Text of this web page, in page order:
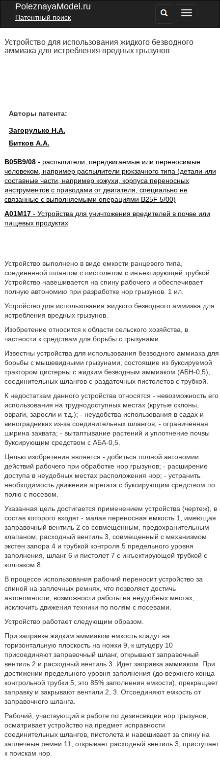
PoleznayaModel.ru
Патентный поиск
Устройство для использования жидкого безводного
аммиака для истребления вредных грызунов
Авторы патента:
Загорулько Н.А.
Битков А.А.
B05B9/08- распылители, передвигаемые или переносимые
человеком, например распылители рюкзачного типа (детали или
составные части, например кожухи, корпуса переносных
инструментов с приводами от двигателя, специально не
связанные с выполняемыми операциями B25F 5/00)
A01M17- Устройства для уничтожения вредителей в почве или
пищевых продуктах
Устройство выполнено в виде емкости ранцевого типа,
соединенной шлангом с пистолетом с инъектирующей трубкой.
Устройство навешивается на спину рабочего и обеспечивает
полную автономию при разработке нор грызунов. 1 ил.
Устройство для использования жидкого безводного аммиака для
истребления вредных грызунов.
Изобретение относится к области сельского хозяйства, в
частности к средствам для борьбы с грызунами.
Известны устройства для использования безводного аммиака для
борьбы с мышевидными грызунами, состоящие из буксируемой
трактором цистерны с жидким безводным аммиаком (АБН-0,5),
соединительных шлангов с раздаточных пистолетов с трубкой.
К недостаткам данного устройства относятся - невозможность его
использования на труднодоступных местах (крутые склоны,
овраги, заросли и т.д.); - неудобства использования в садах и
виноградниках из-за соединительных шлангов; - ограниченная
ширина захвата; - вытаптывание растений и уплотнение почвы
буксирующим средством с АБА-0,5.
Целью изобретения является - добиться полной автономии
действий рабочего при обработке нор грызунов; - расширение
доступа в неудобных местах расположения нор; - устранить
необходимость движения агрегата с буксирующим средством по
полю с посевом.
Указанная цель достигается применением устройства (чертеж), в
состав которого входят - малая переносная емкость 1, имеющая
заправочный вентиль 2 со совмещенным, предохранительным
клапаном, расходный вентиль 3, совмещенный с механизмом
экстен запора 4 и трубкой контроля 5 предельного уровня
заполнения, шланг 6 и пистолет 7 с инъектирующей трубкой с
колпаком 8.
В процессе использования рабочий переносит устройство за
спиной на заплечных ремнях, что позволяет достичь
автономности, возможности работы на неудобных местах,
исключить движения техники по полям с посевами.
Устройство работает следующим образом.
При заправке жидким аммиаком емкость кладут на
горизонтальную плоскость на ножки 9, к штуцеру 10
присоединяют заправочный шланг, открывают заправочный
вентиль 2 и расходный вентиль 3. Идет заправка аммиаком. При
достижении предельного уровня заполнения (до верхнего конца
контрольной трубки 5, это 85% заполнения емкости), прекращает
заправку и закрывают вентили 2, 3. Отсоединяют емкость от
заправочного шланга.
Рабочий, участвующий в работе по дезинсекции нор грызунов,
осматривает устройство на предмет исправности
соединительных шлангов, пистолета и навешивает за спину на
заплечные ремни 11, открывает расходный вентиль 3, приступает
к поискам нор.